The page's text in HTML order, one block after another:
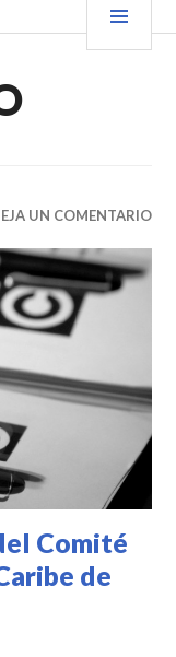
UN COMENTARIO
Comité
de